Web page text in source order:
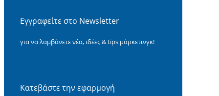
Εγγραφείτε στο Newsletter
για να λαμβάνετε νέα, ιδέες & tips μάρκετινγκ!
Κατεβάστε την εφαρμογή